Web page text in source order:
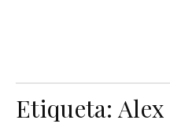
Etiqueta:Alex